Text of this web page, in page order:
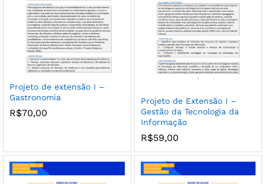
Projeto de extensão I –
Gastronomia
R$70,00
Projeto de Extensão I –
Gestão da Tecnologia da
Informação
R$59,00